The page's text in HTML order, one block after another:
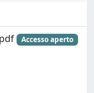
Accesso aperto